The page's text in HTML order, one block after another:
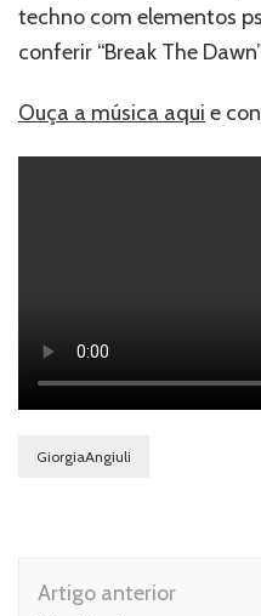
techno com elementos
conferir “Break The
Ouça a música aqui e
GiorgiaAngiuli
Navegação
Artigo anterior